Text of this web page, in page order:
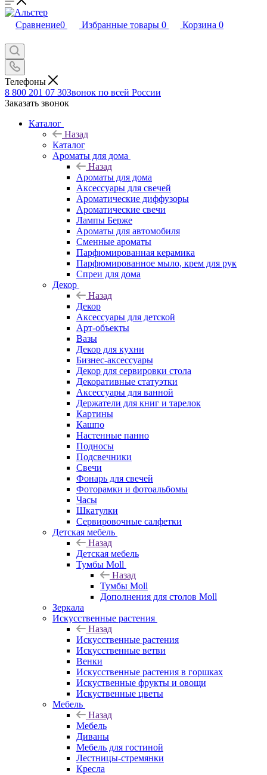
Сравнение0 Избранные товары 0 Корзина 0
Телефоны
8 800 201 07 30Звонок по всей России
Заказать звонок
Каталог
Назад
Каталог
Ароматы для дома
Назад
Ароматы для дома
Аксессуары для свечей
Ароматические диффузоры
Ароматические свечи
Лампы Берже
Ароматы для автомобиля
Сменные ароматы
Парфюмированная керамика
Парфюмированное мыло, крем для рук
Спреи для дома
Декор
Назад
Декор
Аксессуары для детской
Арт-объекты
Вазы
Декор для кухни
Бизнес-аксессуары
Декор для сервировки стола
Декоративные статуэтки
Аксессуары для ванной
Держатели для книг и тарелок
Картины
Кашпо
Настенные панно
Подносы
Подсвечники
Свечи
Фонарь для свечей
Фоторамки и фотоальбомы
Часы
Шкатулки
Сервировочные салфетки
Детская мебель
Назад
Детская мебель
Тумбы Moll
Назад
Тумбы Moll
Дополнения для столов Moll
Зеркала
Искусственные растения
Назад
Искусственные растения
Искусственные ветви
Венки
Искусственные растения в горшках
Искуственные фрукты и овощи
Искуственные цветы
Мебель
Назад
Мебель
Диваны
Мебель для гостиной
Лестницы-стремянки
Кресла